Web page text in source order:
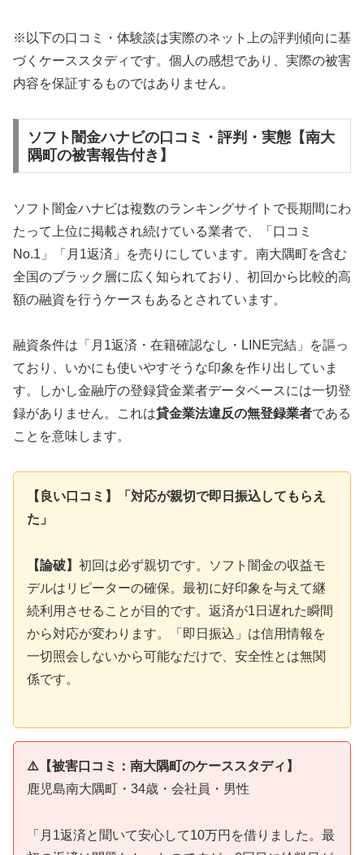
※以下の口コミ・体験談は実際のネット上の評判傾向に基
づくケーススタディです。個人の感想であり、実際の被害
内容を保証するものではありません。
ソフト闇金ハナビの口コミ・評判・実態【南大
隅町の被害報告付き】
ソフト闇金ハナビは複数のランキングサイトで長期間にわ
たって上位に掲載され続けている業者で、「口コミ
No.1」「月1返済」を売りにしています。南大隅町を含む
全国のブラック層に広く知られており、初回から比較的高
額の融資を行うケースもあるとされています。
融資条件は「月1返済・在籍確認なし・LINE完結」を謳っ
ており、いかにも使いやすそうな印象を作り出していま
す。しかし金融庁の登録貸金業者データベースには一切登
録がありません。これは貸金業法違反の無登録業者である
ことを意味します。
【良い口コミ】「対応が親切で即日振込してもらえ
た」
【論破】 初回は必ず親切です。ソフト闇金の収益モ
デルはリピーターの確保。最初に好印象を与えて継
続利用させることが目的です。返済が1日遅れた瞬間
から対応が変わります。「即日振込」は信用情報を
一切照会しないから可能なだけで、安全性とは無関
係です。
⚠️【被害口コミ：南大隅町のケーススタディ】
鹿児島南大隅町・34歳・会社員・男性
「月1返済と聞いて安心して10万円を借りました。最